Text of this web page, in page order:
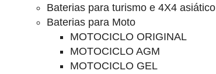
Baterias para turismo e 4X4 asiático
Baterias para Moto
MOTOCICLO ORIGINAL
MOTOCICLO AGM
MOTOCICLO GEL